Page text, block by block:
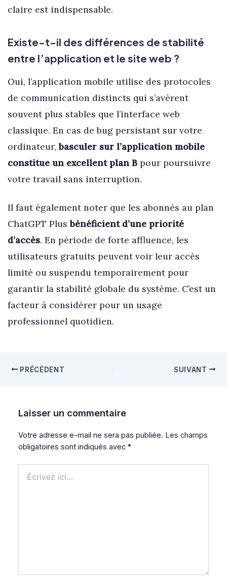
claire est indispensable.
Existe-t-il des différences de stabilité
entre l’application et le site web ?
Oui, l’application mobile utilise des protocoles
de communication distincts qui s’avèrent
souvent plus stables que l’interface web
classique. En cas de bug persistant sur votre
ordinateur,basculer sur l’application mobile
constitue un excellent plan Bpour poursuivre
votre travail sans interruption.
Il faut également noter que les abonnés au plan
ChatGPT Plusbénéficient d’une priorité
d’accès. En période de forte affluence, les
utilisateurs gratuits peuvent voir leur accès
limité ou suspendu temporairement pour
garantir la stabilité globale du système. C’est un
facteur à considérer pour un usage
professionnel quotidien.
PRÉCÉDENT SUIVANT
Laisser un commentaire
Votre adresse e-mail ne sera pas publiée. Les champs
obligatoires sont indiqués avec*
ici…